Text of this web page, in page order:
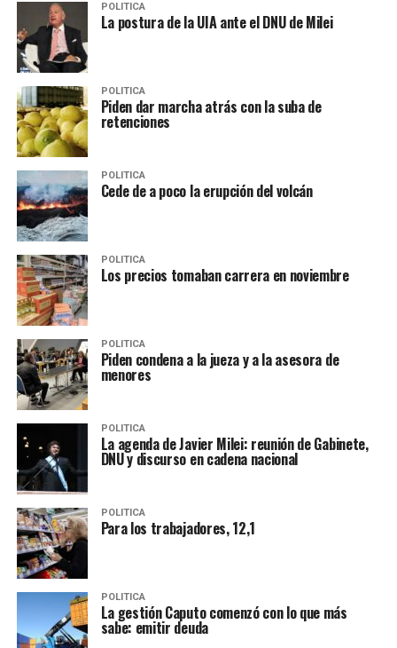
POLITICA
La postura de la UIA ante el DNU de Milei
POLITICA
Piden dar marcha atrás con la suba de
retenciones
POLITICA
Cede de a poco la erupción del volcán
POLITICA
Los precios tomaban carrera en noviembre
POLITICA
Piden condena a la jueza y a la asesora de
menores
POLITICA
La agenda de Javier Milei: reunión de Gabinete,
DNU y discurso en cadena nacional
POLITICA
Para los trabajadores, 12,1
POLITICA
La gestión Caputo comenzó con lo que más
sabe: emitir deuda